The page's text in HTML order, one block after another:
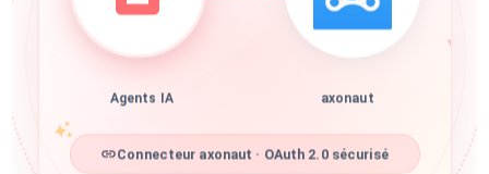
Agents IA axonaut
Connecteur axonaut · OAuth 2.0 sécurisé